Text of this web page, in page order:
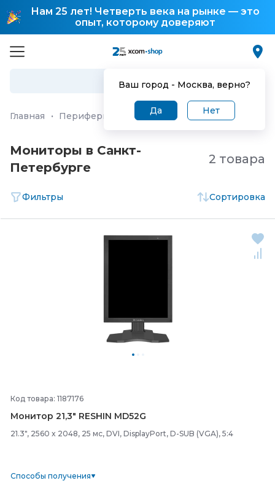
Нам 25 лет! Четверть века на рынке — это
опыт, которому доверяют
Ваш город - Москва, верно?
Да Нет
Главная · Периферия и аксессуары Мониторы
Мониторы в Санкт-
Петербургe
2 товара
Фильтры Сортировка
Код товара: 1187176
Монитор 21,3" RESHIN MD52G
21.3", 2560 x 2048, 25 мс, DVI, DisplayPort, D-SUB (VGA), 5:4
Способы получения